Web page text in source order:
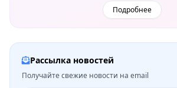
Подробнее
Рассылка новостей
Получайте свежие новости на email